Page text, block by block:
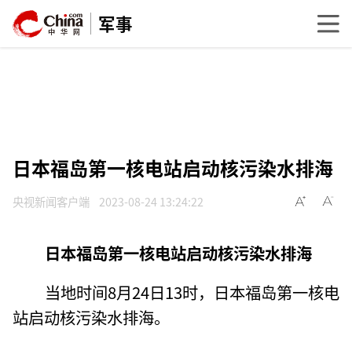
军事
日本福岛第一核电站启动核污染水排海
央视新闻客户端 2023-08-24 13:24:22
日本福岛第一核电站启动核污染水排海
当地时间8月24日13时，日本福岛第一核电
站启动核污染水排海。